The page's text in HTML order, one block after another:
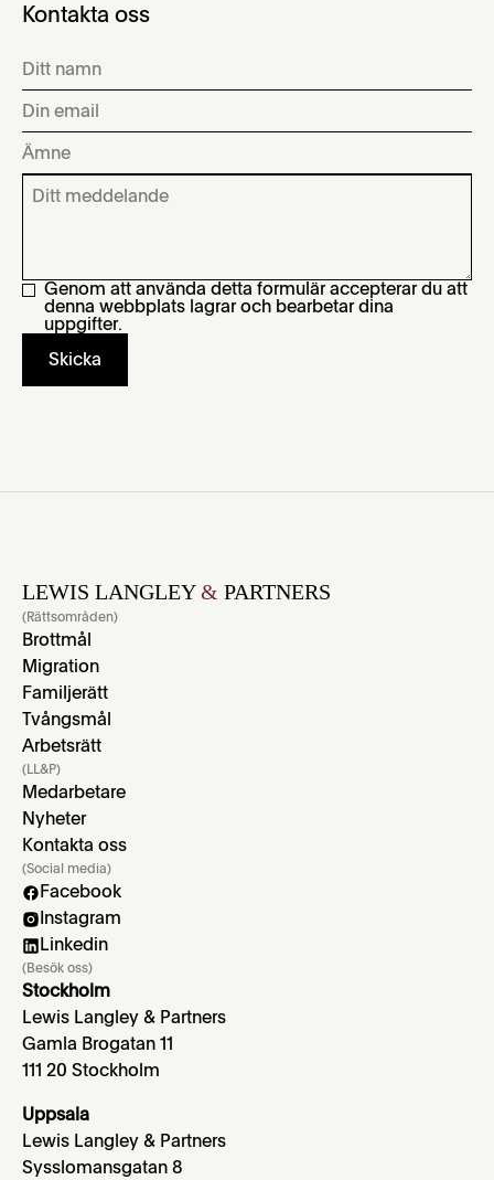
Kontakta oss
Genom att använda detta formulär accepterar du att
denna webbplats lagrar och bearbetar dina
uppgifter.
LEWIS LANGLEY& PARTNERS
(Rättsområden)
Brottmål
Migration
Familjerätt
Tvångsmål
Arbetsrätt
(LL&P)
Medarbetare
Nyheter
Kontakta oss
(Social media)
Facebook
Instagram
Linkedin
(Besök oss)
Stockholm
Lewis Langley & Partners
Gamla Brogatan 11
111 20 Stockholm
Uppsala
Lewis Langley & Partners
Sysslomansgatan 8